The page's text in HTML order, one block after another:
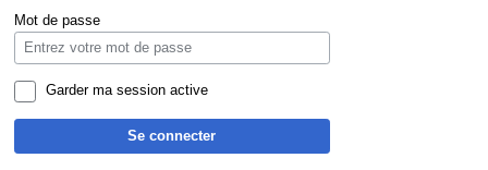
navigation
recherche
Mot de passe
Garder ma session active
Se connecter